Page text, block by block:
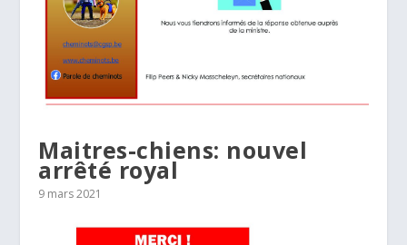
Maitres-chiens: nouvel
arrêté royal
9 mars 2021